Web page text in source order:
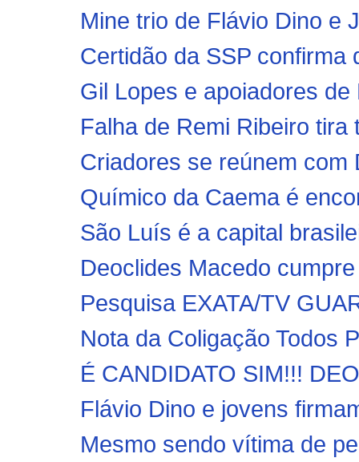
Mine trio de Flávio Dino e
Certidão da SSP
Gil Lopes e apoiadores
Falha de Remi Ribeiro tira
Criadores se reúnem com
Químico da Caema é
São Luís é a capital
Deoclides Macedo
Pesquisa EXATA/TV
Nota da Coligação Todos
É CANDIDATO SIM!!!
Mesmo sendo vítima de